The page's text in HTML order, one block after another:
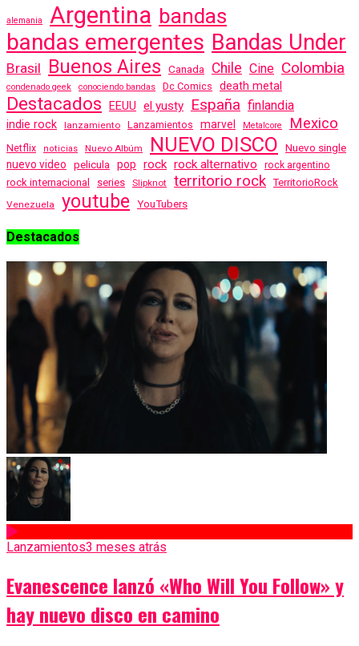
alemania Argentina bandas
bandas emergentes Bandas Under
Brasil Buenos Aires Canada Chile Cine Colombia
condenado geek conociendo bandas Dc Comics death metal
Destacados EEUU el yusty España finlandia
indie rock lanzamiento Lanzamientos marvel Metalcore Mexico
Netflix noticias Nuevo Albúm NUEVO DISCO
Nuevo single
nuevo video
pelicula pop rock rock alternativo rock argentino
rock internacional series Slipknot territorio rock TerritorioRock
Venezuela youtube YouTubers
Destacados
Lanzamientos3 meses atrás
Evanescence lanzó «Who Will You Follow» y
hay nuevo disco en camino